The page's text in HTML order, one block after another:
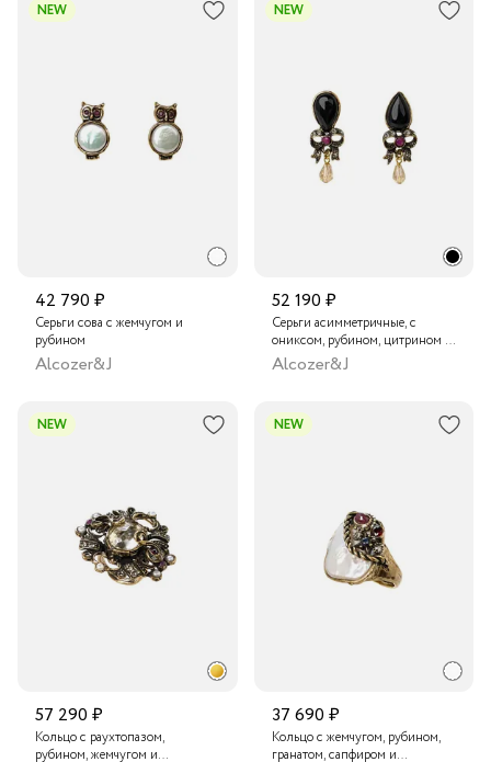
NEW
42 790 ₽
Серьги сова с жемчугом и
рубином
Alcozer&J
NEW
52 190 ₽
Серьги асимметричные, с
ониксом, рубином, цитрином и
кристаллами Swarovski
Alcozer&J
NEW
57 290 ₽
Кольцо с раухтопазом,
рубином, жемчугом и
NEW
37 690 ₽
Кольцо с жемчугом, рубином,
гранатом, сапфиром и